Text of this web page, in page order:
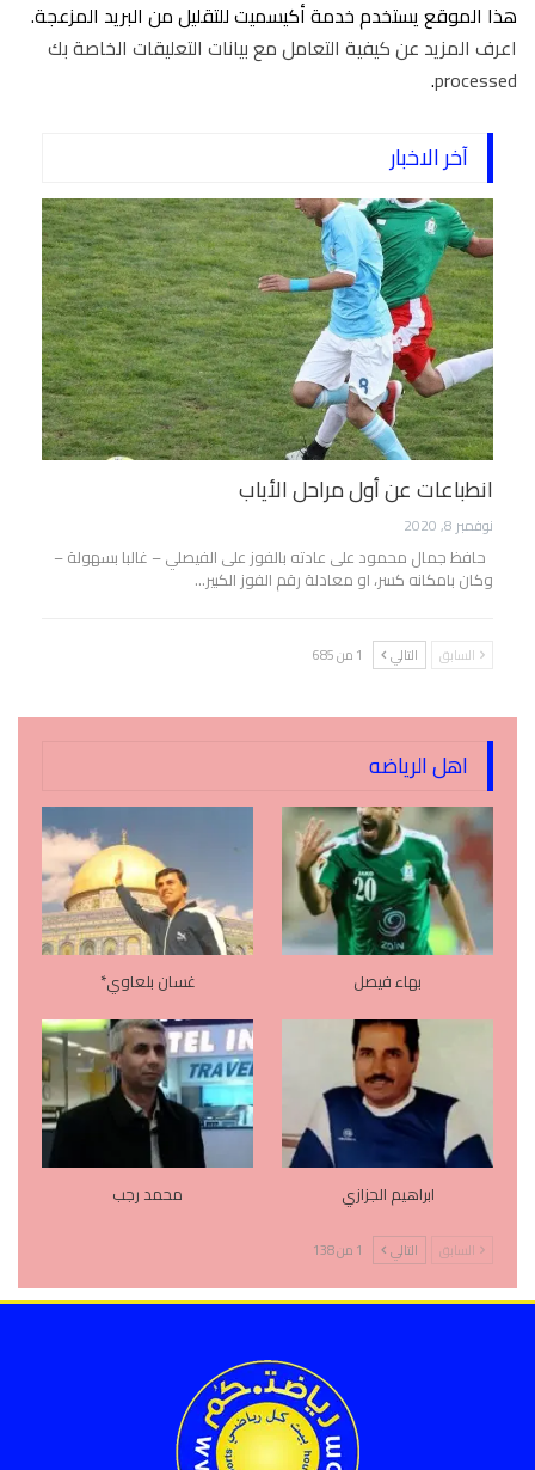
هذا الموقع يستخدم خدمة أكيسميت للتقليل من البريد المزعجة.
اعرف المزيد عن كيفية التعامل مع بيانات التعليقات الخاصة بك
processed
.
آخر الاخبار
انطباعات عن أول مراحل الأياب
نوفمبر 8, 2020
حافظ جمال محمود على عادته بالفوز على الفيصلي – غالبا بسهولة –
وكان بامكانه كسر، او معادلة رقم الفوز الكبير…
السابق التالي 1 من 685
اهل الرياضه
بهاء فيصل غسان بلعاوي*
ابراهيم الجزازي محمد رجب
السابق التالي 1 من 138